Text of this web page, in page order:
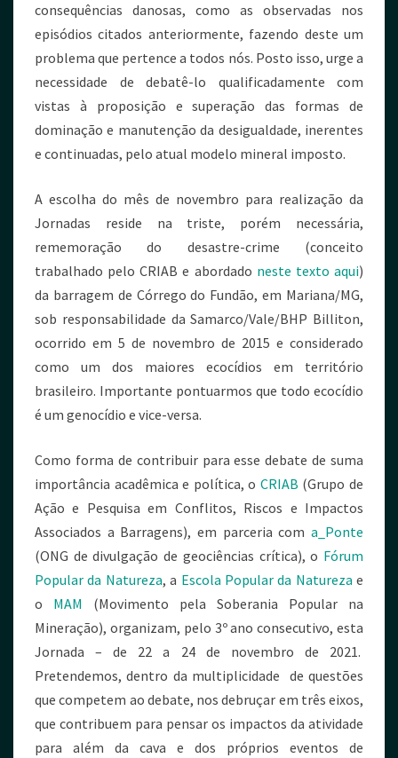
consequências danosas, como as observadas nos
episódios citados anteriormente, fazendo deste um
problema que pertence a todos nós. Posto isso, urge a
necessidade de debatê-lo qualificadamente com
vistas à proposição e superação das formas de
dominação e manutenção da desigualdade, inerentes
e continuadas, pelo atual modelo mineral imposto.
A escolha do mês de novembro para realização da
Jornadas reside na triste, porém necessária,
rememoração do desastre-crime (conceito
trabalhado pelo CRIAB e abordado neste texto aqui)
da barragem de Córrego do Fundão, em Mariana/MG,
sob responsabilidade da Samarco/Vale/BHP Billiton,
ocorrido em 5 de novembro de 2015 e considerado
como um dos maiores ecocídios em território
brasileiro. Importante pontuarmos que todo ecocídio
é um genocídio e vice-versa.
Como forma de contribuir para esse debate de suma
importância acadêmica e política, o CRIAB (Grupo de
Ação e Pesquisa em Conflitos, Riscos e Impactos
Associados a Barragens), em parceria com a_Ponte
(ONG de divulgação de geociências crítica), o Fórum
Popular da Natureza, a Escola Popular da Natureza e
o MAM (Movimento pela Soberania Popular na
Mineração), organizam, pelo 3º ano consecutivo, esta
Jornada – de 22 a 24 de novembro de 2021.
Pretendemos, dentro da multiplicidade de questões
que competem ao debate, nos debruçar em três eixos,
que contribuem para pensar os impactos da atividade
para além da cava e dos próprios eventos de